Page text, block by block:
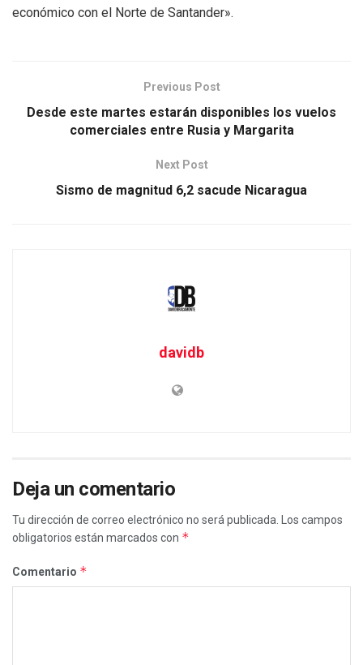
económico con el Norte de Santander».
Previous Post
Desde este martes estarán disponibles los vuelos
comerciales entre Rusia y Margarita
Next Post
Sismo de magnitud 6,2 sacude Nicaragua
davidb
Deja un comentario
Tu dirección de correo electrónico no será publicada.
Los campos
obligatorios están marcados con *
Comentario *